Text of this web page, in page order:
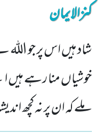
کنزالایمان
شاد ہیں اس پر جو
خوشیاں منا رہے ہیں
ملے کہ ان پر نہ کچھ